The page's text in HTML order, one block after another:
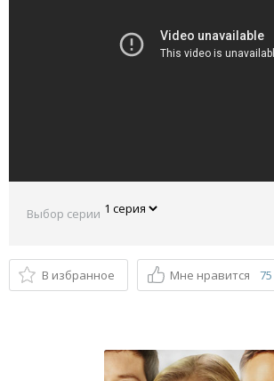
Выбор серии
В избранное Мне нравится 75